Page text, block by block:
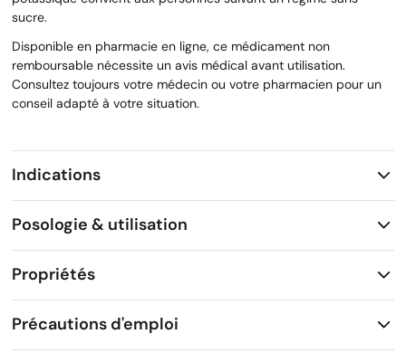
sucre.
Disponible en pharmacie en ligne, ce médicament non
remboursable nécessite un avis médical avant utilisation.
Consultez toujours votre médecin ou votre pharmacien pour un
conseil adapté à votre situation.
Indications
Posologie & utilisation
Propriétés
Précautions d'emploi